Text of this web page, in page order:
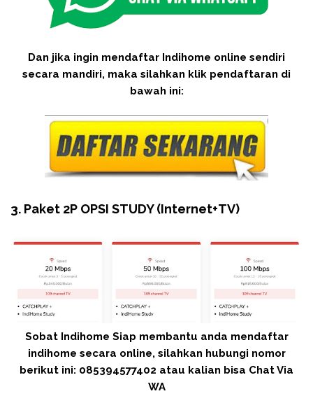
Dan jika ingin mendaftar Indihome online sendiri
secara mandiri, maka silahkan klik pendaftaran di
bawah ini:
3. Paket 2P OPSI STUDY (Internet+TV)
Sobat Indihome Siap membantu anda mendaftar
indihome secara online, silahkan hubungi nomor
berikut ini: 085394577402 atau kalian bisa Chat Via
WA